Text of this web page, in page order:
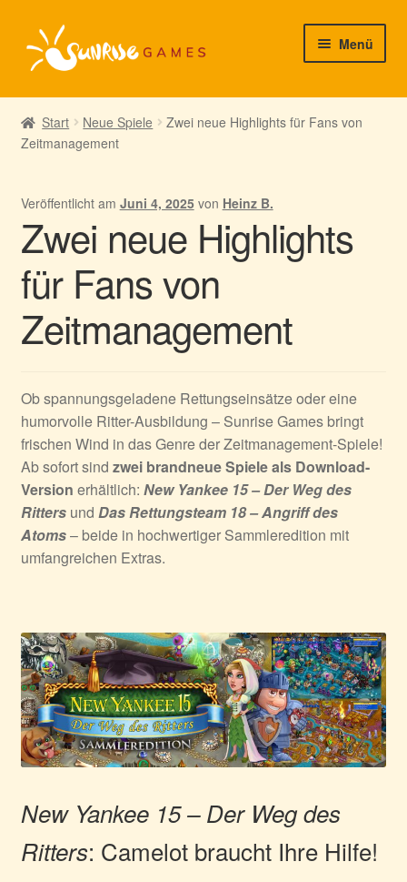
Zur
Navigation
Zum
Inhalt
Menü
► Startseite
► Neuigkeiten von uns
► Support/Hilfe
► Mein Konto
Start Neue Spiele
Zwei neue Highlights für Fans von
Zeitmanagement
Veröffentlicht am Juni 4, 2025 von Heinz B.
Zwei neue Highlights
für Fans von
Zeitmanagement
Ob spannungsgeladene Rettungseinsätze oder eine
humorvolle Ritter-Ausbildung – Sunrise Games bringt
frischen Wind in das Genre der Zeitmanagement-Spiele!
Ab sofort sind zwei brandneue Spiele als Download-
Version erhältlich: New Yankee 15 – Der Weg des
Rittersund Das Rettungsteam 18 – Angriff des
Atoms– beide in hochwertiger Sammleredition mit
umfangreichen Extras.
New Yankee 15 – Der Weg des
Ritters: Camelot braucht Ihre Hilfe!